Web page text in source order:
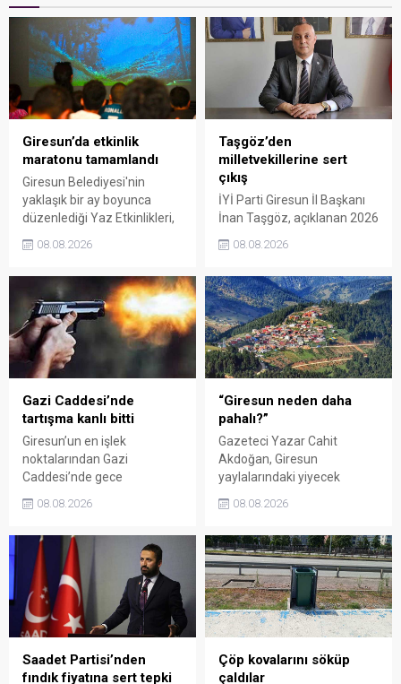
Giresun’da etkinlik
maratonu tamamlandı
Giresun Belediyesi'nin
yaklaşık bir ay boyunca
düzenlediği Yaz Etkinlikleri,
sanat ve eğlenceyle
organizasyonun ardından
Kadın El Emeği Pazarı'nın
süresi de 16 Ağustos'a
kadar uzatıldı.
08.08.2026
Taşgöz’den
milletvekillerine sert
çıkış
İYİ Parti Giresun İl Başkanı
İnan Taşgöz, açıklanan 2026
üzerinden iktidar
eleştirdi. Taşgöz, üreticinin
emeğinin karşılığını
alamadığını savunarak,
Giresun milletvekillerini
sessiz kalmakla suçladı.
08.08.2026
Gazi Caddesi’nde
tartışma kanlı bitti
Giresun’un en işlek
noktalarından Gazi
Caddesi’nde gece
kavgada A.E. ayağından
bölgede kısa süreli panik
yaşanırken polis geniş çaplı
soruşturma başlattı.
08.08.2026
“Giresun neden daha
pahalı?”
Gazeteci Yazar Cahit
Akdoğan, Giresun
yaylalarındaki yiyecek
belirgin biçimde yüksek
Valiliği, Tarım ve Orman İl
Müdürlüğü ile ilgili kurumları
denetime çağırdı. Akdoğan,
yüzde 50’ye ulaşan fiyat
farklarının araştırılması
gerektiğini söyledi.
08.08.2026
Saadet Partisi’nden
fındık fiyatına sert tepki
Çöp kovalarını söküp
çaldılar